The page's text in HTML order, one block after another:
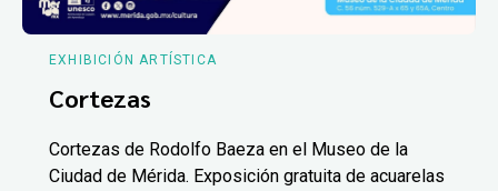
EXHIBICIÓN ARTÍSTICA
Cortezas
Cortezas de Rodolfo Baeza en el Museo de la
Ciudad de Mérida. Exposición gratuita de acuarelas